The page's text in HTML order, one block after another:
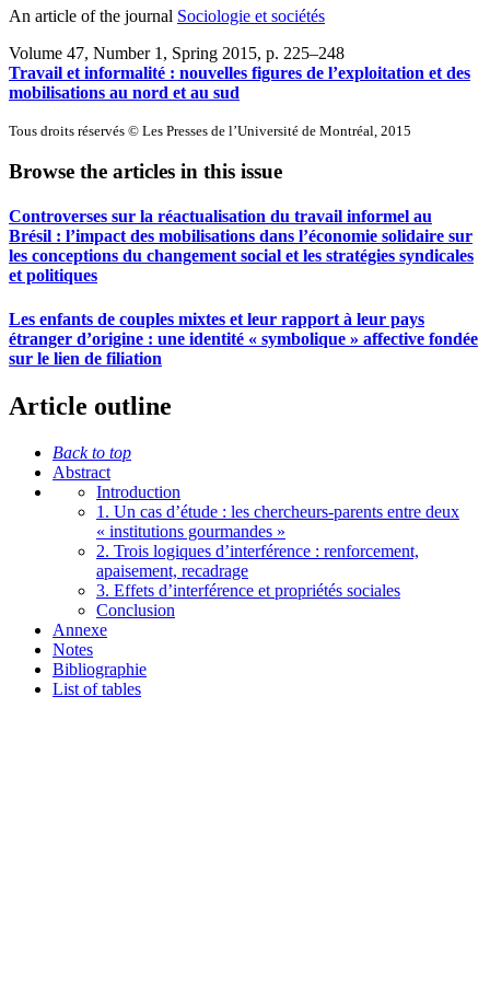
An article of the journal Sociologie et sociétés
Volume 47, Number 1, Spring 2015, p. 225–248
Travail et informalité : nouvelles figures de l’exploitation et des
mobilisations au nord et au sud
Tous droits réservés © Les Presses de l’Université de Montréal, 2015
Browse the articles in this issue
Controverses sur la réactualisation du travail informel au
Brésil : l’impact des mobilisations dans l’économie solidaire sur
les conceptions du changement social et les stratégies syndicales
et politiques
Les enfants de couples mixtes et leur rapport à leur pays
étranger d’origine : une identité « symbolique » affective fondée
sur le lien de filiation
Article outline
Back to top
Abstract
Introduction
1. Un cas d’étude : les chercheurs-parents entre deux
« institutions gourmandes »
2. Trois logiques d’interférence : renforcement,
apaisement, recadrage
3. Effets d’interférence et propriétés sociales
Conclusion
Annexe
Notes
Bibliographie
List of tables